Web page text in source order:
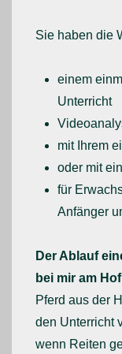
Sie haben die
einem
Unterricht
mit Ihrem
oder mit
für
Anfänger
Der Ablauf
bei mir am
Pferd aus der
den Unterricht
wenn Reiten